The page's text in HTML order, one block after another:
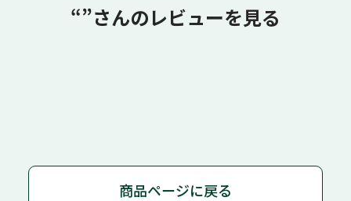
“”さんのレビューを見る
商品ページに戻る